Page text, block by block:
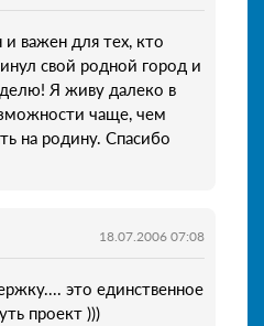
важен для тех, кто
свой родной город и
Я живу далеко в
чаще, чем
на родину. Спасибо
18.07.2006 07:08
это единственное
проект )))